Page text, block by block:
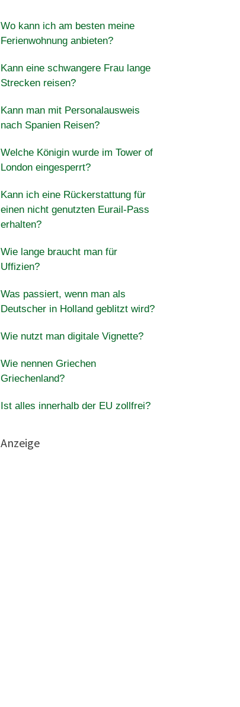
Wo kann ich am besten meine
Ferienwohnung anbieten?
Kann eine schwangere Frau lange
Strecken reisen?
Kann man mit Personalausweis
nach Spanien Reisen?
Welche Königin wurde im Tower of
London eingesperrt?
Kann ich eine Rückerstattung für
einen nicht genutzten Eurail-Pass
erhalten?
Wie lange braucht man für
Uffizien?
Was passiert, wenn man als
Deutscher in Holland geblitzt wird?
Wie nutzt man digitale Vignette?
Wie nennen Griechen
Griechenland?
Ist alles innerhalb der EU zollfrei?
Anzeige